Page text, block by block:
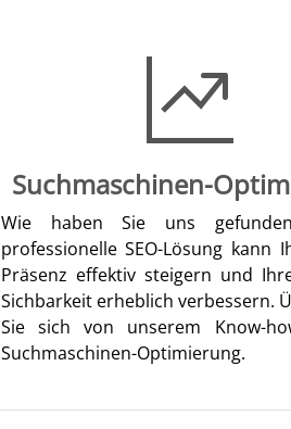
Suchmaschinen-
Wie haben Sie uns
professionelle SEO-Lösung kann
Präsenz effektiv steigern und
Sichbarkeit erheblich verbessern.
Sie sich von unserem Know-
Suchmaschinen-Optimierung.